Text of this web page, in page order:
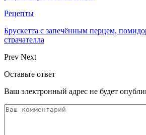
Рецепты
Брускетта с запечённым перцем,
страчателла
Prev Next
Оставьте ответ
Ваш электронный адрес не будет